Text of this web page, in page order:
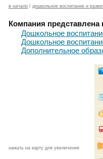
в начало / дошкольное воспитание и
Компания представлена
Дошкольное
Дошкольное
Дополнительное
нажать на карту для увеличения